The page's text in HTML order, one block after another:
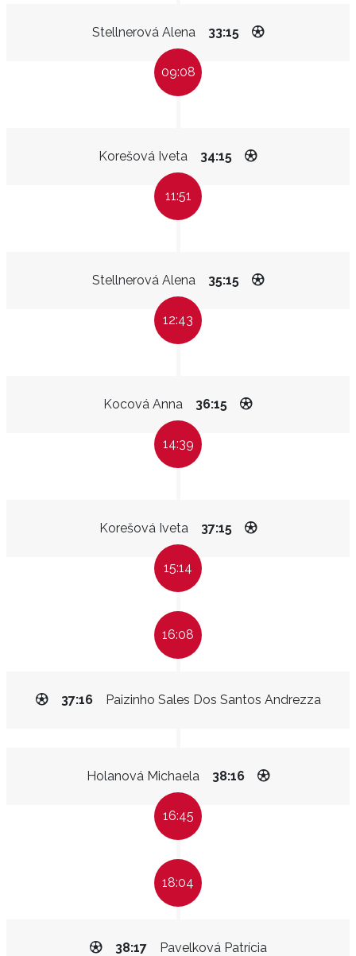
Stellnerová Alena 33:15
09:08
Korešová Iveta 34:15
11:51
Stellnerová Alena 35:15
12:43
Kocová Anna 36:15
14:39
Korešová Iveta 37:15
15:14
16:08
Paizinho Sales Dos Santos Andrezza
37:16
Holanová Michaela 38:16
16:45
18:04
Pavelková Patrícia
38:17